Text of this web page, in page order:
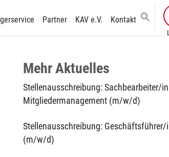
Partner KAV e.V. Kontakt
Mehr Aktuelles
Stellenausschreibung: Sachbearbeiter/
Mitgliedermanagement (m/w/d)
Stellenausschreibung: Geschäftsführer/
(m/w/d)